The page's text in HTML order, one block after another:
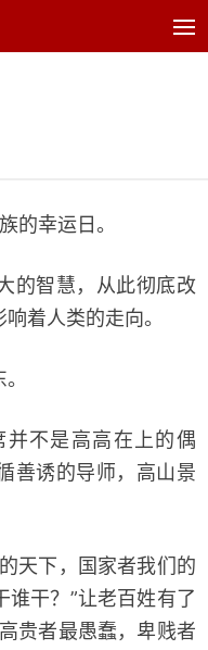
幸运日。
智慧，从此彻底改
着人类的走向。
不是高高在上的偶
善诱的导师，高山景
下，国家者我们的
谁干？”让老百姓有了
贵者最愚蠢，卑贱者